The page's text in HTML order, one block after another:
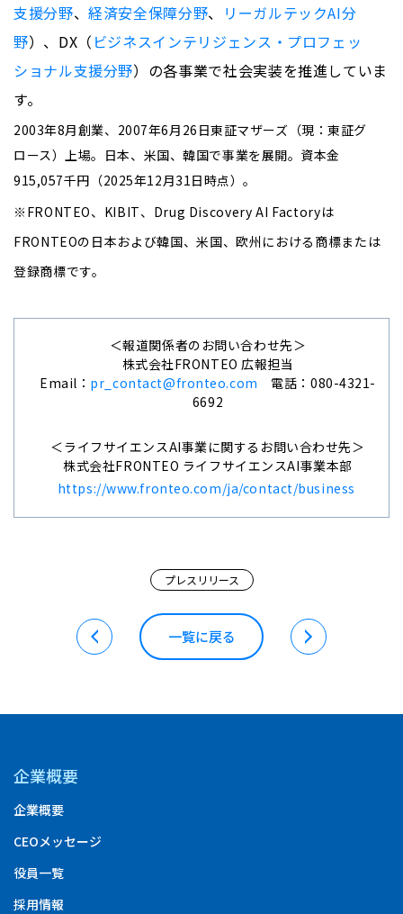
支援分野、経済安全保障分野、 リーガルテックAI分
野）、 DX （ ビジネスインテリジェンス・プロフェッ
ショナル支援分野）の各事業で社会実装を推進していま
す。
2003年8月創業、 2007年6月 26 日東証マザーズ（現：東証グ
ロース）上場。日本、米国、韓国で事業を展開。資本金
915,057千円（2025年12月31日時点）。
※ FRONTEO、 KIBIT、 Drug Discovery AI Factoryは
FRONTEOの 日本および韓国、米国、欧州 における 商標または
登録商標です。
＜報道関係者のお問い合わせ先＞
株式会社FRONTEO 広報担当
Email： pr_contact@fronteo.com 電話：080-4321-
6692
＜ライフサイエンスAI事業に関するお問い合わせ先＞
株式会社FRONTEO ライフサイエンスAI事業本部
https://www.fronteo.com/ja/contact/business
プレスリリース
一覧に戻る
企業概要
企業概要
CEOメッセージ
役員一覧
採用情報